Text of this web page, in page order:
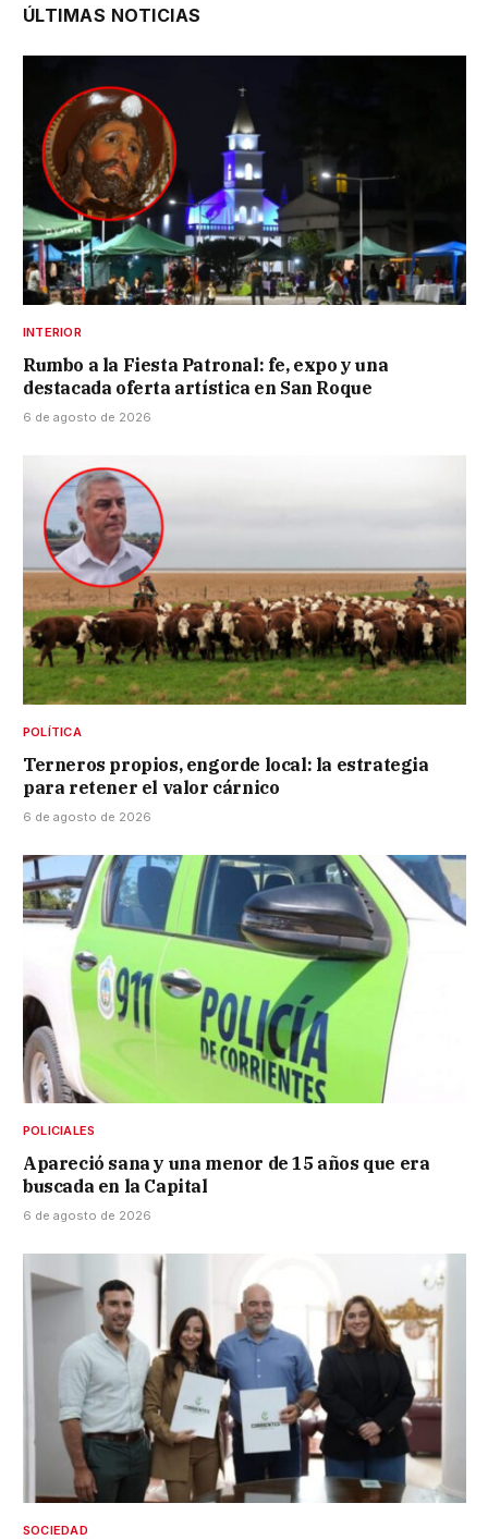
ÚLTIMAS NOTICIAS
INTERIOR
Rumbo a la Fiesta Patronal: fe, expo y una
destacada oferta artística en San Roque
6 de agosto de 2026
POLÍTICA
Terneros propios, engorde local: la estrategia
para retener el valor cárnico
6 de agosto de 2026
POLICIALES
Apareció sana y una menor de 15 años que era
buscada en la Capital
6 de agosto de 2026
SOCIEDAD